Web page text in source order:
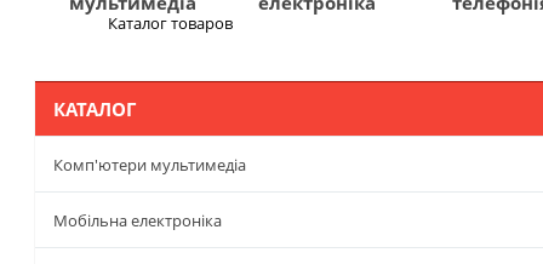
Каталог товаров
КАТАЛОГ
Комп'ютери мультимедіа
Мобільна електроніка